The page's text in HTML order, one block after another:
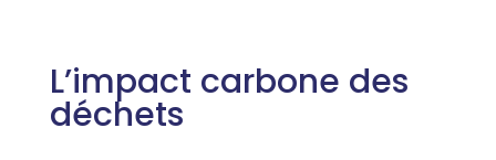
L’impact carbone des
déchets